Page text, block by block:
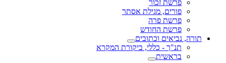
פרשת זכור
פורים, מגילת אסתר
פרשת פרה
פרשת החודש
תורה, נביאים וכתובים
תנ"ך - כללי, ביקורת המקרא
בראשית